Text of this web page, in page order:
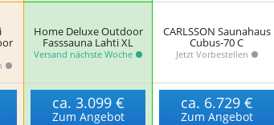
Home Deluxe Outdoor
Fasssauna Lahti XL
Versand nächste Woche
CARLSSON Saunahaus
Cubus-70 C
Jetzt Vorbestellen
ca. 3.099 €
Zum Angebot
ca. 6.729 €
Zum Angebot